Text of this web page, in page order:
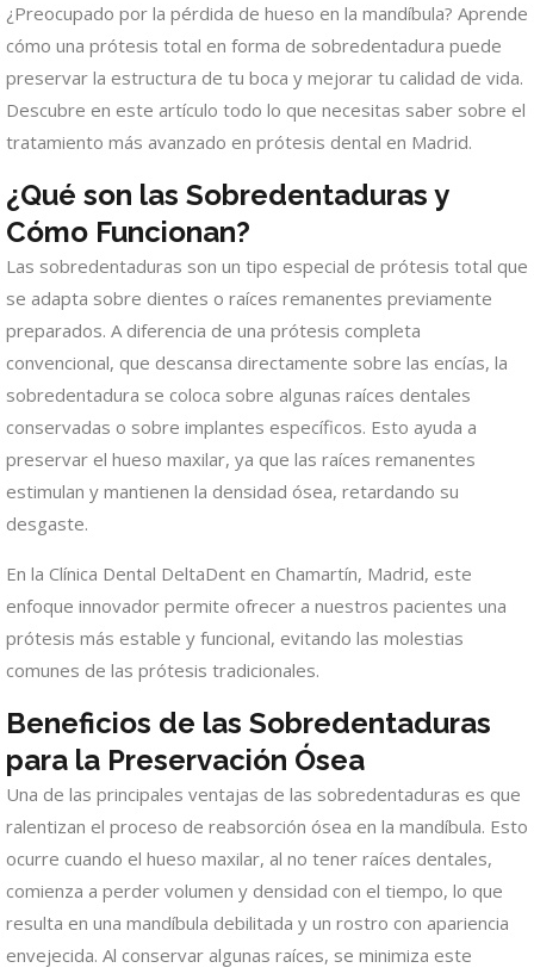
¿Preocupado por la pérdida de hueso en la mandíbula? Aprende
cómo una prótesis total en forma de sobredentadura puede
preservar la estructura de tu boca y mejorar tu calidad de vida.
Descubre en este artículo todo lo que necesitas saber sobre el
tratamiento más avanzado en prótesis dental en Madrid.
¿Qué son las Sobredentaduras y
Cómo Funcionan?
Las sobredentaduras son un tipo especial de prótesis total que
se adapta sobre dientes o raíces remanentes previamente
preparados. A diferencia de una prótesis completa
convencional, que descansa directamente sobre las encías, la
sobredentadura se coloca sobre algunas raíces dentales
conservadas o sobre implantes específicos. Esto ayuda a
preservar el hueso maxilar, ya que las raíces remanentes
estimulan y mantienen la densidad ósea, retardando su
desgaste.
En la Clínica Dental DeltaDent en Chamartín, Madrid, este
enfoque innovador permite ofrecer a nuestros pacientes una
prótesis más estable y funcional, evitando las molestias
comunes de las prótesis tradicionales.
Beneficios de las Sobredentaduras
para la Preservación Ósea
Una de las principales ventajas de las sobredentaduras es que
ralentizan el proceso de reabsorción ósea en la mandíbula. Esto
ocurre cuando el hueso maxilar, al no tener raíces dentales,
comienza a perder volumen y densidad con el tiempo, lo que
resulta en una mandíbula debilitada y un rostro con apariencia
envejecida. Al conservar algunas raíces, se minimiza este